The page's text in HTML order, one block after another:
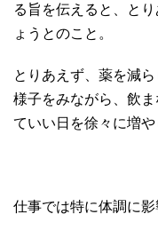
る旨を伝えると、と
ょうとのこと。
とりあえず、薬を減
様子をみながら、飲
ていい日を徐々に増
仕事では特に体調に影